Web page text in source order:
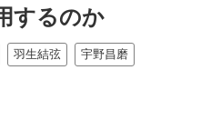
するのか
羽生結弦 宇野昌磨